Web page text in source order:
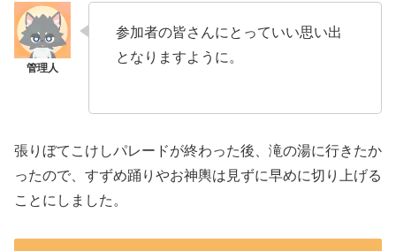
参加者の皆さんにとっていい思い出
となりますように。
張りぼてこけしパレードが終わった後、滝の湯に行きたか
ったので、すずめ踊りやお神輿は見ずに早めに切り上げる
ことにしました。